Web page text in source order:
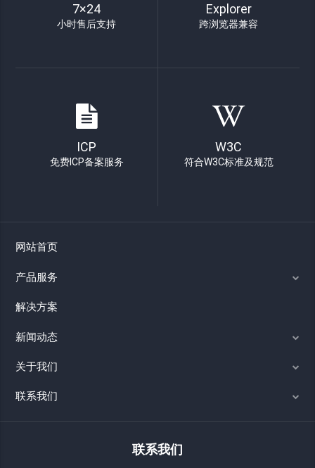
7×24
小时售后支持
Explorer
跨浏览器兼容
ICP
免费ICP备案服务
W3C
符合W3C标准及规范
网站首页
产品服务
解决方案
新闻动态
关于我们
联系我们
联系我们